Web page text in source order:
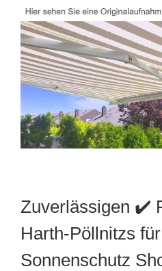
Zuverlässigen ✔️
Harth-Pöllnitzs
Sonnenschutz